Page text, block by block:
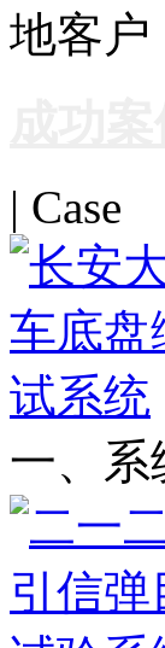
地客
| Case
一、